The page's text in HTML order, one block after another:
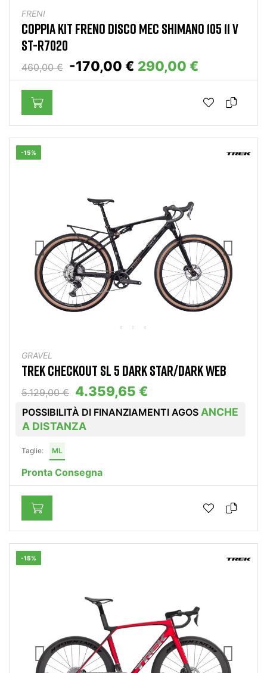
FRENI
COPPIA KIT FRENO DISCO MEC SHIMANO 105 11 V
ST-R7020
460,00 € -170,00 € 290,00 €
-15%
GRAVEL
TREK CHECKOUT SL 5 DARK STAR/DARK WEB
5.129,00 € 4.359,65 €
POSSIBILITÀ DI FINANZIAMENTI AGOS ANCHE
A DISTANZA
Taglie: ML
Pronta Consegna
-15%